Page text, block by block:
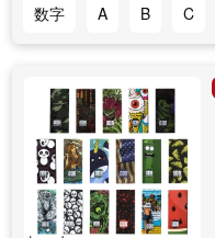
数字 A B C